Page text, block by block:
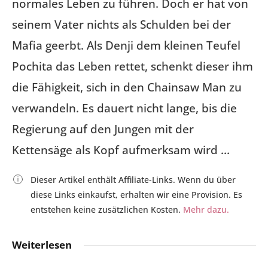
normales Leben zu führen. Doch er hat von
seinem Vater nichts als Schulden bei der
Mafia geerbt. Als Denji dem kleinen Teufel
Pochita das Leben rettet, schenkt dieser ihm
die Fähigkeit, sich in den Chainsaw Man zu
verwandeln. Es dauert nicht lange, bis die
Regierung auf den Jungen mit der
Kettensäge als Kopf aufmerksam wird …
Dieser Artikel enthält Affiliate-Links. Wenn du über
diese Links einkaufst, erhalten wir eine Provision. Es
entstehen keine zusätzlichen Kosten. Mehr dazu.
Weiterlesen